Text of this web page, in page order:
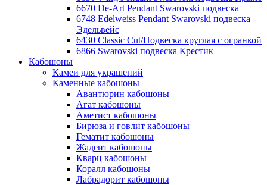
6670 De-Art Pendant Swarovski подвеска
6748 Edelweiss Pendant Swarovski подвеска
Эдельвейс
6430 Classic Cut/Подвеска круглая с огранкой
6866 Swarovski подвеска Крестик
Кабошоны
Камеи для украшений
Каменные кабошоны
Авантюрин кабошоны
Агат кабошоны
Аметист кабошоны
Бирюза и говлит кабошоны
Гематит кабошоны
Жадеит кабошоны
Кварц кабошоны
Коралл кабошоны
Лабрадорит кабошоны